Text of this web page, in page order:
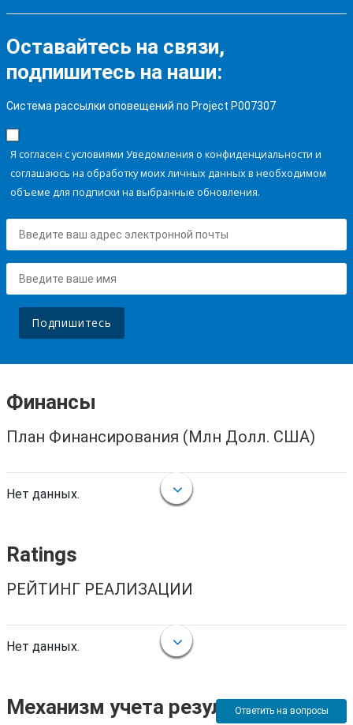
Оставайтесь на связи,
подпишитесь на наши:
Система рассылки оповещений по Project P007307
Я согласен с условиями Уведомления о конфиденциальности и
соглашаюсь на обработку моих личных данных в необходимом
объеме для подписки на выбранные обновления.
Подпишитесь
Финансы
План Финансирования (Млн Долл. США)
Нет данных.
Ratings
РЕЙТИНГ РЕАЛИЗАЦИИ
Нет данных.
Механизм учета результатов
Ответить на вопросы